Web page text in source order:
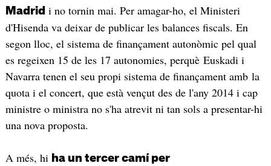
Madrid i no tornin mai. Per amagar-ho, el Ministeri
d'Hisenda va deixar de publicar les balances fiscals. En
segon lloc, el sistema de finançament autonòmic pel qual
es regeixen 15 de les 17 autonomies, perquè Euskadi i
Navarra tenen el seu propi sistema de finançament amb la
quota i el concert, que està vençut des de l'any 2014 i cap
ministre o ministra no s'ha atrevit ni tan sols a presentar-hi
una nova proposta.
A més, hi ha un tercer camí per